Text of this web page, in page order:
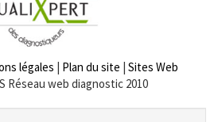
légales | Plan du site | Sites Web
Réseau web diagnostic 2010